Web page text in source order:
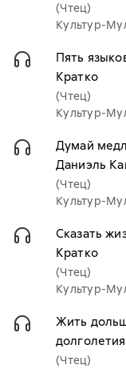
(Чтец)
Культур-
Пять
Кратко
(Чтец)
Культур-
Думай
Даниэль
(Чтец)
Культур-
Сказать
Кратко
(Чтец)
Культур-
Жить
(Чтец)